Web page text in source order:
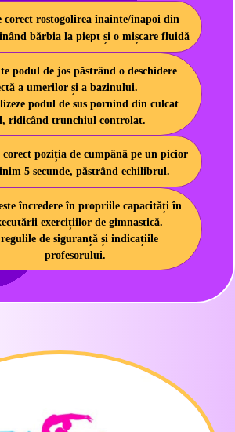
corect rostogolirea înainte/înapoi din
bărbia la piept și o mișcare fluidă
podul de jos păstrând o deschidere
a umerilor și a bazinului.
podul de sus pornind din culcat
ridicând trunchiul controlat.
corect poziția de cumpănă pe un picior
5 secunde, păstrând echilibrul.
încredere în propriile capacități în
exercițiilor de gimnastică.
regulile de siguranță și indicațiile
profesorului.